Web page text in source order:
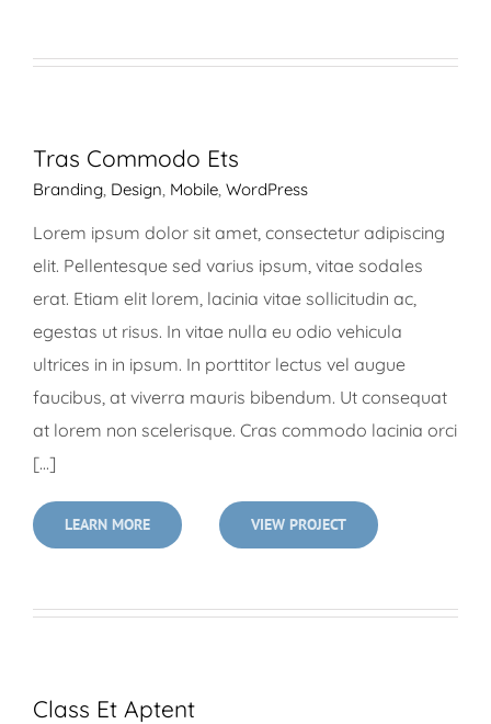
Tras Commodo Ets
Branding Design Mobile WordPress
Lorem ipsum dolor sit amet, consectetur adipiscing
elit. Pellentesque sed varius ipsum, vitae sodales
erat. Etiam elit lorem, lacinia vitae sollicitudin ac,
egestas ut risus. In vitae nulla eu odio vehicula
ultrices in in ipsum. In porttitor lectus vel augue
faucibus, at viverra mauris bibendum. Ut consequat
at lorem non scelerisque. Cras commodo lacinia orci
[...]
LEARN MORE VIEW PROJECT
Class Et Aptent